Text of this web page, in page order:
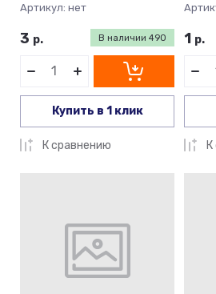
Артикул: нет
В наличии 490
3 р.
Купить в 1 клик
К сравнению
1 р.